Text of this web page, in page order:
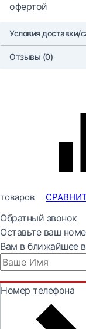
офертой
Условия доставки/
Отзывы (0)
товаров
Обратный звонок
Оставьте ваш
Вам в ближайшее
Номер телефона